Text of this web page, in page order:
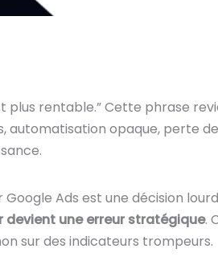
plus rentable.” Cette phrase
automatisation opaque, perte
Ads est une décision
devient une erreur stratégique.
sur des indicateurs trompeurs.